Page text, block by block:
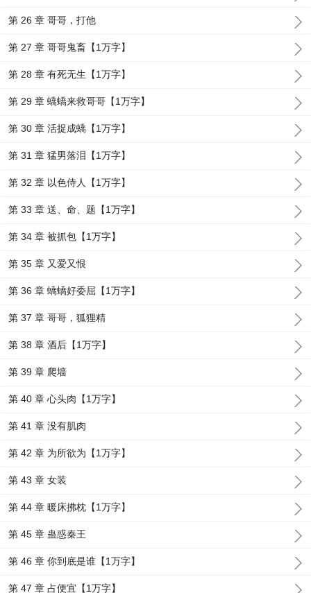
第 26 章 哥哥，打他
第 27 章 哥哥鬼畜【1万字】
第 28 章 有死无生【1万字】
第 29 章 蟜蟜来救哥哥【1万字】
第 30 章 活捉成蟜【1万字】
第 31 章 猛男落泪【1万字】
第 32 章 以色侍人【1万字】
第 33 章 送、命、题【1万字】
第 34 章 被抓包【1万字】
第 35 章 又爱又恨
第 36 章 蟜蟜好委屈【1万字】
第 37 章 哥哥，狐狸精
第 38 章 酒后【1万字】
第 39 章 爬墙
第 40 章 心头肉【1万字】
第 41 章 没有肌肉
第 42 章 为所欲为【1万字】
第 43 章 女装
第 44 章 暖床拂枕【1万字】
第 45 章 蛊惑秦王
第 46 章 你到底是谁【1万字】
第 47 章 占便宜【1万字】